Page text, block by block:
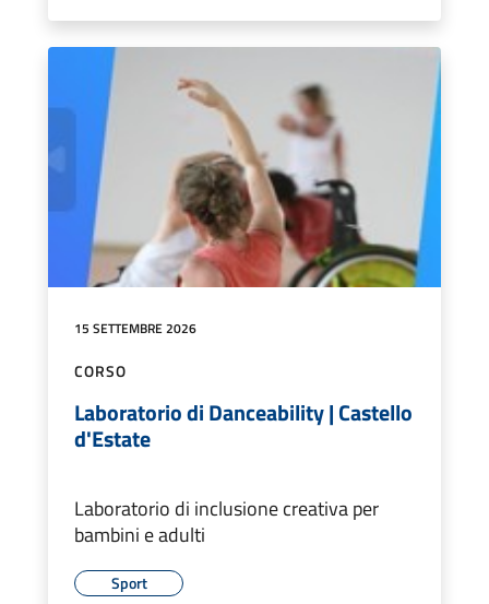
15 SETTEMBRE 2026
CORSO
Laboratorio di Danceability | Castello
d'Estate
Laboratorio di inclusione creativa per
bambini e adulti
Sport